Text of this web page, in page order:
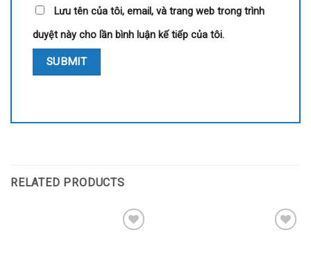
Lưu tên của tôi, email, và trang web trong trình
duyệt này cho lần bình luận kế tiếp của tôi.
RELATED PRODUCTS